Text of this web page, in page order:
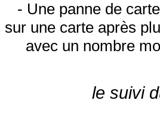
- Une panne de
sur une carte après
avec un nombre
le suivi